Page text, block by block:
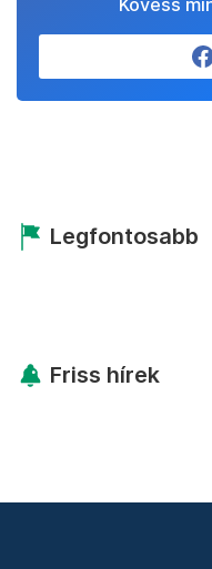
Kövess
Legfontosabb
Friss hírek